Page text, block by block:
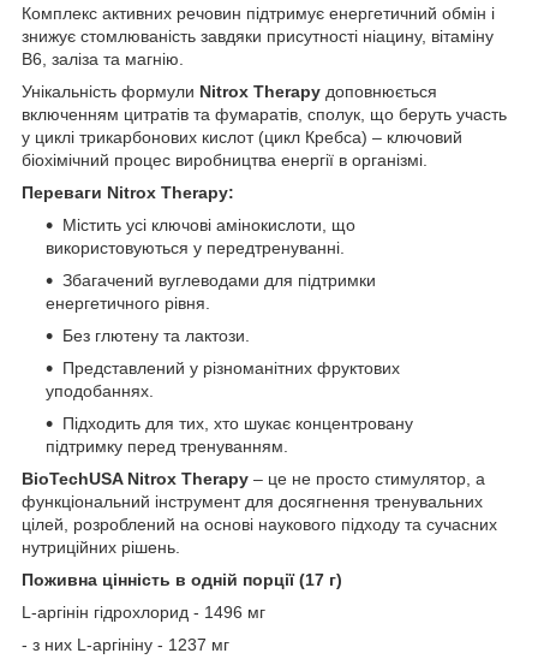
Комплекс активних речовин підтримує енергетичний обмін і
знижує стомлюваність завдяки присутності ніацину, вітаміну
B6, заліза та магнію.
Унікальність формули Nitrox Therapy доповнюється
включенням цитратів та фумаратів, сполук, що беруть участь
у циклі трикарбонових кислот (цикл Кребса) – ключовий
біохімічний процес виробництва енергії в організмі.
Переваги Nitrox Therapy:
Містить усі ключові амінокислоти, що
використовуються у передтренуванні.
Збагачений вуглеводами для підтримки
енергетичного рівня.
Без глютену та лактози.
Представлений у різноманітних фруктових
уподобаннях.
Підходить для тих, хто шукає концентровану
підтримку перед тренуванням.
BioTechUSA Nitrox Therapy – це не просто стимулятор, а
функціональний інструмент для досягнення тренувальних
цілей, розроблений на основі наукового підходу та сучасних
нутриційних рішень.
Поживна цінність в одній порції (17 г)
L-аргінін гідрохлорид - 1496 мг
- з них L-аргініну - 1237 мг